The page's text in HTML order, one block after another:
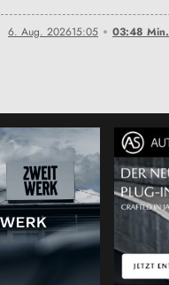
6. Aug. 202615:05 03:48 Min.